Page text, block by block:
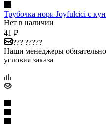
Трубочка нори Joyfulcici с
Нет в наличии
41 ₽
??? ?????
Наши менеджеры
условия заказа